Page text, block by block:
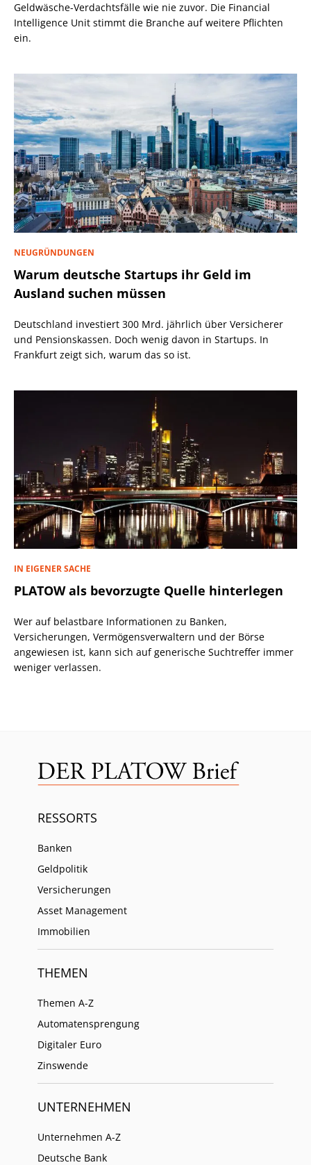
Geldwäsche-Verdachtsfälle wie nie zuvor. Die Financial
Intelligence Unit stimmt die Branche auf weitere Pflichten
ein.
NEUGRÜNDUNGEN
Warum deutsche Startups ihr Geld im
Ausland suchen müssen
Deutschland investiert 300 Mrd. jährlich über Versicherer
und Pensionskassen. Doch wenig davon in Startups. In
Frankfurt zeigt sich, warum das so ist.
IN EIGENER SACHE
PLATOW als bevorzugte Quelle hinterlegen
Wer auf belastbare Informationen zu Banken,
Versicherungen, Vermögensverwaltern und der Börse
angewiesen ist, kann sich auf generische Suchtreffer immer
weniger verlassen.
RESSORTS
Banken
Geldpolitik
Versicherungen
Asset Management
Immobilien
THEMEN
Themen A-Z
Automatensprengung
Digitaler Euro
Zinswende
UNTERNEHMEN
Unternehmen A-Z
Deutsche Bank